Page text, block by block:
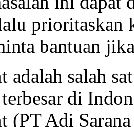
prioritaskan
bantuan
adalah salah
di
(PT Adi